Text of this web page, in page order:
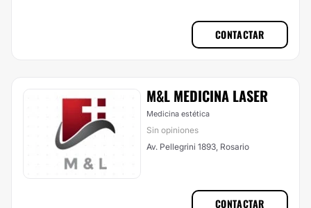
CONTACTAR
M&L MEDICINA LASER
Medicina estética
Sin opiniones
Av. Pellegrini 1893, Rosario
CONTACTAR